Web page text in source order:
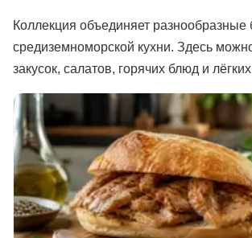
Коллекция объединяет разнообразные
средиземноморской кухни. Здесь
закусок, салатов, горячих блюд и